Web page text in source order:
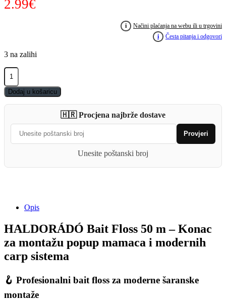
2.99€
i
Načini plaćanja na webu ili u trgovini
i
Česta pitanja i odgovori
3 na zalihi
HALDORADO
Bait
Floss
50m
quantity
Dodaj u košaricu
🇭🇷 Procjena najbrže dostave
Provjeri
Unesite poštanski broj
Opis
HALDORÁDÓ Bait Floss 50 m – Konac
za montažu popup mamaca i modernih
carp sistema
🪝 Profesionalni bait floss za moderne šaranske
montaže